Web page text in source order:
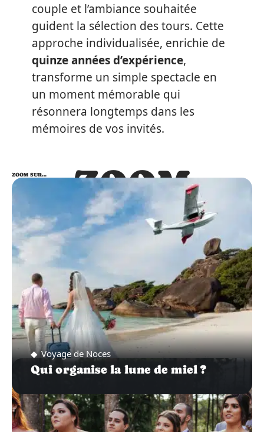
couple et l’ambiance souhaitée
guident la sélection des tours. Cette
approche individualisée, enrichie de
quinze années d’expérience,
transforme un simple spectacle en
un moment mémorable qui
résonnera longtemps dans les
mémoires de vos invités.
ZOOM
SUR…
ZOOM SUR…
Voyage de Noces
Qui organise la lune de miel ?